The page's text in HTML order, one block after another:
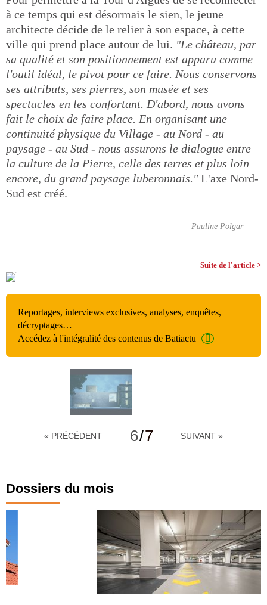
à ce temps qui est désormais le sien, le jeune
architecte décide de le relier à son espace, à cette
ville qui prend place autour de lui. "Le château, par
sa qualité et son positionnement est apparu comme
l'outil idéal, le pivot pour ce faire. Nous conservons
ses attributs, ses pierres, son musée et ses
spectacles en les confortant. D'abord, nous avons
fait le choix de faire place. En organisant une
continuité physique du Village - au Nord - au
paysage - au Sud - nous assurons le dialogue entre
la culture de la Pierre, celle des terres et plus loin
encore, du grand paysage luberonnais."L'axe Nord-
Sud est créé.
Pauline Polgar
Suite de l'article >
Reportages, interviews exclusives, analyses, enquêtes,
décryptages…
Accédez à l'intégralité des contenus de Batiactu
« PRÉCÉDENT 6/7 SUIVANT »
Dossiers du mois